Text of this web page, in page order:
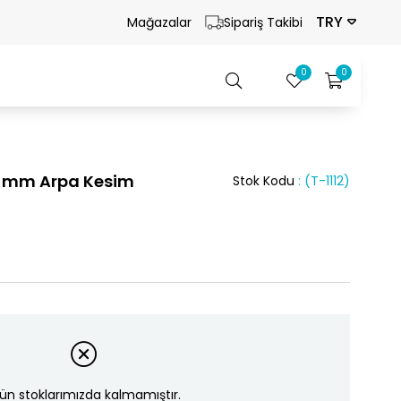
Mağazalar Sipariş Takibi TRY
0
0
mm Arpa Kesim (T-1112)
Stok Kodu
stoklarımızda kalmamıştır.